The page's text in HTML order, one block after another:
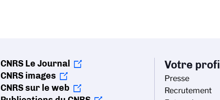
CNRS Le Journal
CNRS images
CNRS sur le web
Votre profil
Presse
Recrutement